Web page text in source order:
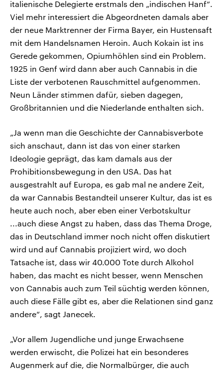
italienische Delegierte erstmals den „indischen Hanf“.
Viel mehr interessiert die Abgeordneten damals aber
der neue Marktrenner der Firma Bayer, ein Hustensaft
mit dem Handelsnamen Heroin. Auch Kokain ist ins
Gerede gekommen, Opiumhöhlen sind ein Problem.
1925 in Genf wird dann aber auch Cannabis in die
Liste der verbotenen Rauschmittel aufgenommen.
Neun Länder stimmen dafür, sieben dagegen,
Großbritannien und die Niederlande enthalten sich.
„Ja wenn man die Geschichte der Cannabisverbote
sich anschaut, dann ist das von einer starken
Ideologie geprägt, das kam damals aus der
Prohibitionsbewegung in den USA. Das hat
ausgestrahlt auf Europa, es gab mal ne andere Zeit,
da war Cannabis Bestandteil unserer Kultur, das ist es
heute auch noch, aber eben einer Verbotskultur
...auch diese Angst zu haben, dass das Thema Droge,
das in Deutschland immer noch nicht offen diskutiert
wird und auf Cannabis projiziert wird, wo doch
Tatsache ist, dass wir 40.000 Tote durch Alkohol
haben, das macht es nicht besser, wenn Menschen
von Cannabis auch zum Teil süchtig werden können,
auch diese Fälle gibt es, aber die Relationen sind ganz
andere“, sagt Janecek.
„Vor allem Jugendliche und junge Erwachsene
werden erwischt, die Polizei hat ein besonderes
Augenmerk auf die, die Normalbürger, die auch